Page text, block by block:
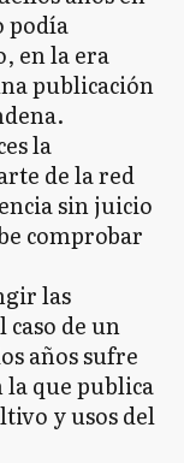
podía
en la era
publicación
la
de la red
sin juicio
comprobar
las
de un
años sufre
la que publica
y usos del